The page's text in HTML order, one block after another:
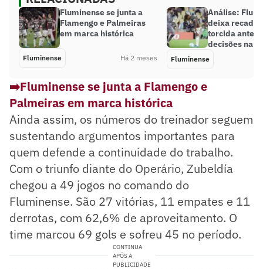
Fluminense se junta a
Flamengo e Palmeiras
em marca histórica
Fluminense Há 2 meses
Análise:
deixa recado
torcida antes
decisões na
Fluminense
➡️Fluminense se junta a Flamengo e
Palmeiras em marca histórica
Ainda assim, os números do treinador seguem
sustentando argumentos importantes para
quem defende a continuidade do trabalho.
Com o triunfo diante do Operário, Zubeldía
chegou a 49 jogos no comando do
Fluminense. São 27 vitórias, 11 empates e 11
derrotas, com 62,6% de aproveitamento. O
time marcou 69 gols e sofreu 45 no período.
CONTINUA
APÓS A
PUBLICIDADE